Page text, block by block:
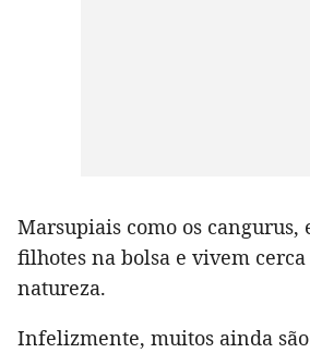
Marsupiais como os cangurus,
filhotes na bolsa e vivem cerca
natureza.
Infelizmente, muitos ainda